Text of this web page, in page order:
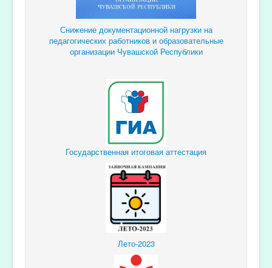
Снижение документационной нагрузки на
педагогических работников и образовательные
организации Чувашской Республики
Государственная итоговая аттестация
Лето-2023